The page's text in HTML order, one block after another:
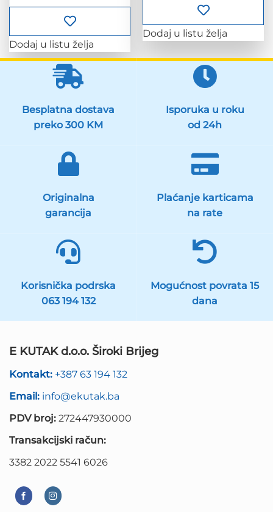
Dodaj u listu želja
Dodaj u listu želja
Besplatna dostava
preko 300 KM
Isporuka u roku
od 24h
Originalna
garancija
Plaćanje karticama
na rate
Korisnička podrska
063 194 132
Mogućnost povrata 15
dana
E KUTAK d.o.o. Široki Brijeg
Kontakt: +387 63 194 132
Email: info@ekutak.ba
PDV broj: 272447930000
Transakcijski račun:
3382 2022 5541 6026